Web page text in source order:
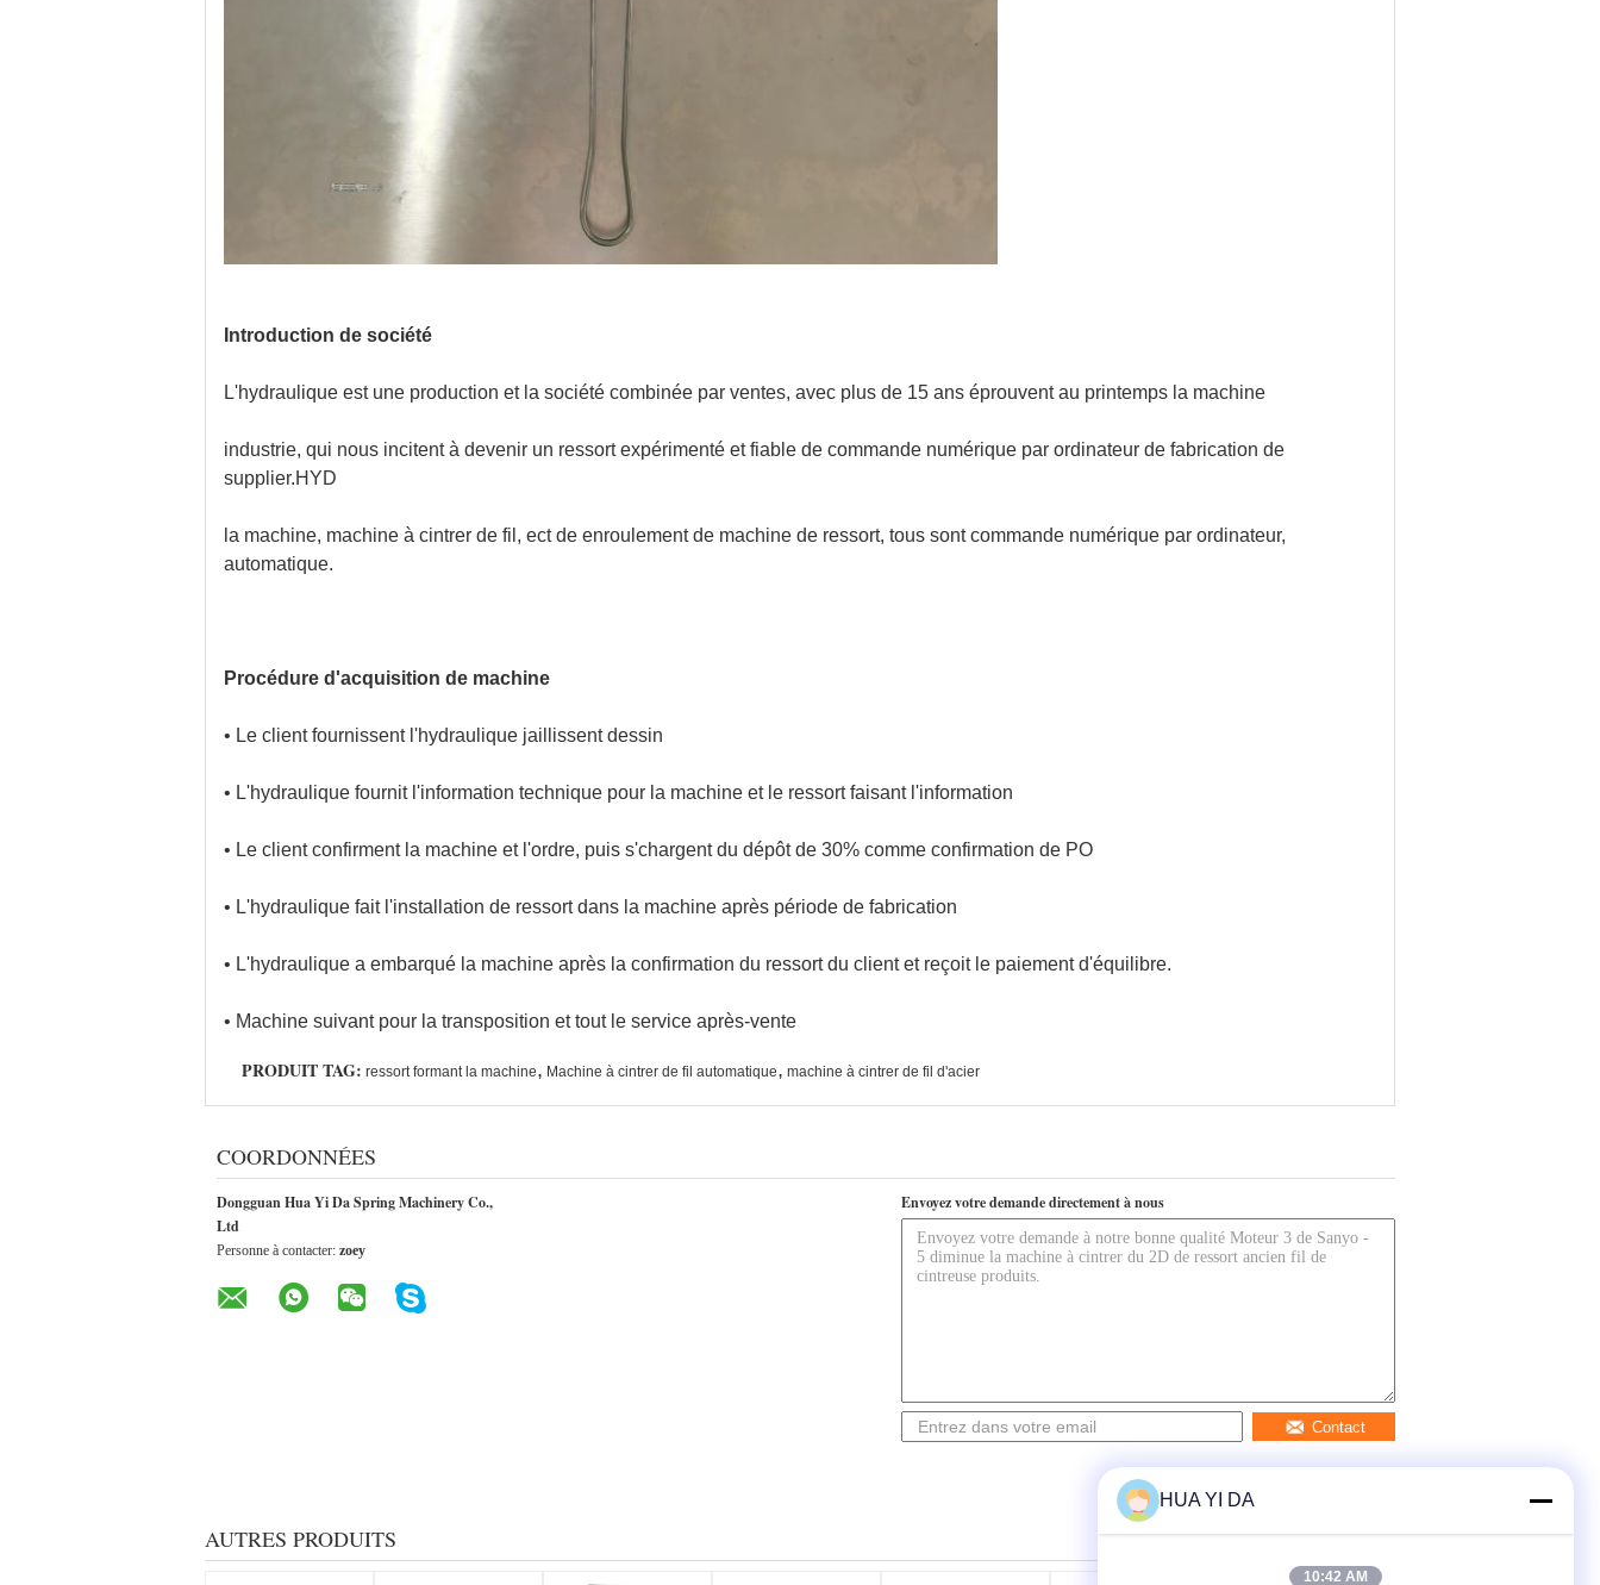
Introduction de société
L'hydraulique est une production et la société combinée par ventes, avec plus de 15 ans éprouvent au printemps la machine
industrie, qui nous incitent à devenir un ressort expérimenté et fiable de commande numérique par ordinateur de fabrication de
supplier.HYD
la machine, machine à cintrer de fil, ect de enroulement de machine de ressort, tous sont commande numérique par ordinateur,
automatique.
Procédure d'acquisition de machine
• Le client fournissent l'hydraulique jaillissent dessin
• L'hydraulique fournit l'information technique pour la machine et le ressort faisant l'information
• Le client confirment la machine et l'ordre, puis s'chargent du dépôt de 30% comme confirmation de PO
• L'hydraulique fait l'installation de ressort dans la machine après période de fabrication
• L'hydraulique a embarqué la machine après la confirmation du ressort du client et reçoit le paiement d'équilibre.
• Machine suivant pour la transposition et tout le service après-vente
PRODUIT TAG: ressort formant la machine, Machine à cintrer de fil automatique, machine à cintrer de fil d'acier
COORDONNÉES
Dongguan Hua Yi Da Spring Machinery Co.,
Ltd
Personne à contacter: zoey
Envoyez votre demande directement à nous
Contact
AUTRES PRODUITS
HUA YI DA
10:42 AM